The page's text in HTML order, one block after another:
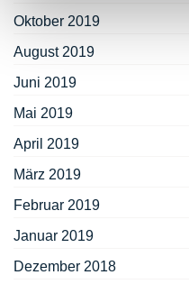
Oktober 2019
August 2019
Juni 2019
Mai 2019
April 2019
März 2019
Februar 2019
Januar 2019
Dezember 2018